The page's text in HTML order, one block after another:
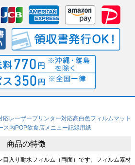
応レーザープリンター対応高白色フィルムマット
ス内POP飲食店メニュー記録用紙
商品の特徴
目入り耐水フィルム（両面）です。フィルム素材